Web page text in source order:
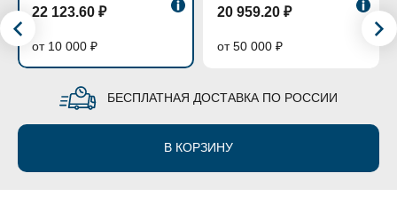
22 123.60 ₽
от 10 000 ₽
20 959.20 ₽
от 50 000 ₽
БЕСПЛАТНАЯ ДОСТАВКА ПО РОССИИ
В КОРЗИНУ